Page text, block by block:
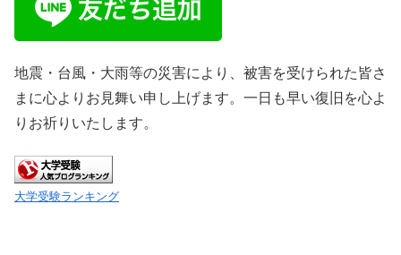
地震・台風・大雨等の災害により、被害を受けられた皆さ
まに心よりお見舞い申し上げます。一日も早い復旧を心よ
りお祈りいたします。
大学受験ランキング